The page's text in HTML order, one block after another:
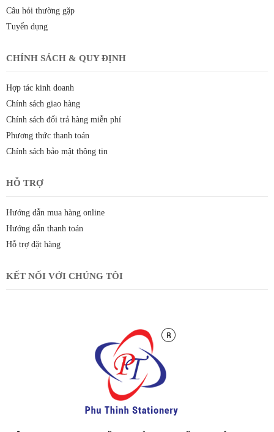
Câu hỏi thường gặp
Tuyển dụng
CHÍNH SÁCH & QUY ĐỊNH
Hợp tác kinh doanh
Chính sách giao hàng
Chính sách đổi trả hàng miễn phí
Phương thức thanh toán
Chính sách bảo mật thông tin
HỖ TRỢ
Hướng dẫn mua hàng online
Hướng dẫn thanh toán
Hỗ trợ đặt hàng
KẾT NỐI VỚI CHÚNG TÔI